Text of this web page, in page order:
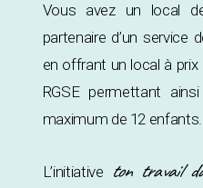
Vous avez un local
partenaire d’un service
en offrant un local à
RGSE permettant
maximum de 12 enfants.
L’initiative ton travail